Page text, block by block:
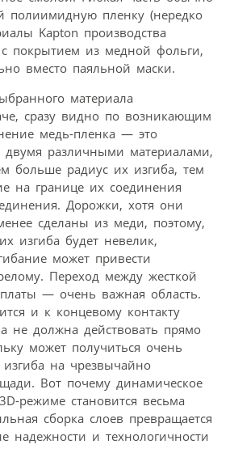
полиимидную пленку (нередко
Kapton производства
покрытием из медной фольги,
вместо паяльной маски.
материала
сразу видно по возникающим
медь-пленка — это
двумя различными материалами,
больше радиус их изгиба, тем
на границе их соединения
Дорожки, хотя они
сделаны из меди, поэтому,
изгиба будет невелик,
может привести
Переход между жесткой
— очень важная область.
и к концевому контакту
не должна действовать прямо
может получиться очень
на чрезвычайно
Вот почему динамическое
режиме становится весьма
сборка слоев превращается
надежности и технологичности